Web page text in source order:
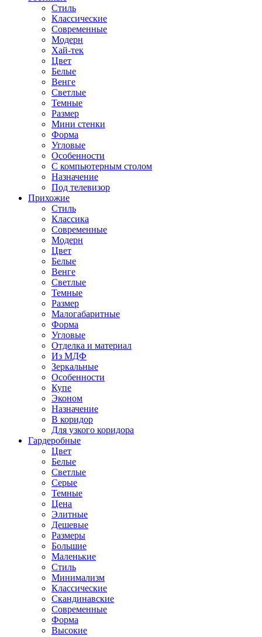
Стиль
Классические
Современные
Модерн
Хай-тек
Цвет
Белые
Венге
Светлые
Темные
Размер
Мини стенки
Форма
Угловые
Особенности
С компьютерным столом
Назначение
Под телевизор
Прихожие
Стиль
Классика
Современные
Модерн
Цвет
Белые
Венге
Светлые
Темные
Размер
Малогабаритные
Форма
Угловые
Отделка и материал
Из МДФ
Зеркальные
Особенности
Купе
Эконом
Назначение
В коридор
Для узкого коридора
Гардеробные
Цвет
Белые
Светлые
Серые
Темные
Цена
Элитные
Дешевые
Размеры
Большие
Маленькие
Стиль
Минимализм
Классические
Скандинавские
Современные
Форма
Высокие